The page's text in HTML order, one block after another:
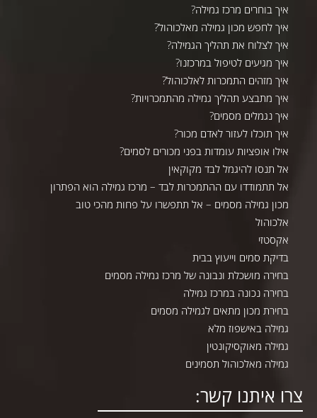
איך בוחרים מרכז גמילה?
איך לחפש מכון גמילה מאלכוהול?
איך לצלוח את תהליך הגמילה?
איך מגיעים לטיפול במרכזנו?
איך מזהים התמכרות לאלכוהול?
איך מתבצע תהליך גמילה מהתמכרויות?
איך נגמלים מסמים?
איך תוכלו לעזור לאדם מכור?
אילו אופציות עומדות בפני מכורים לסמים?
אל תנסו להיגמל לבד מקוקאין
אל תתמודדו עם ההתמכרות לבד – מרכז גמילה הוא הפתרון
מכון גמילה מסמים – אל תתפשרו על פחות מהכי טוב
אלכוהול
אקסטזי
בדיקת סמים וייעוץ בבית
בחירה מושכלת ונבונה של מרכז גמילה מסמים
בחירה נכונה במרכז גמילה
בחירת מכון מתאים לגמילה מסמים
גמילה באישפוז מלא
גמילה מאוקסיקונטין
גמילה מאלכוהול תסמינים
צרו איתנו קשר: